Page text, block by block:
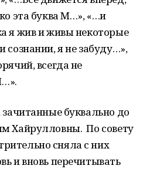
эта буква М…», «…и
я жив и живы некоторые
сознании, я не забуду…»,
всегда не
зачитанные буквально до
Хайрулловны. По совету
сняла с них
и вновь перечитывать